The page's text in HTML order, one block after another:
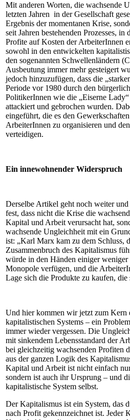
Mit anderen Worten, die wachsende
letzten Jahren in der Gesellschaft
Ergebnis der momentanen Krise,
seit Jahren bestehenden Prozesses,
Profite auf Kosten der ArbeiterInnen
sowohl in den entwickelten
den sogenannten Schwellenländern
Ausbeutung immer mehr gesteigert
jedoch hinzuzufügen, dass die
Periode vor 1980 durch den
PolitikerInnen wie die „Eiserne
attackiert und gebrochen wurden.
eingeführt, die es den
ArbeiterInnen zu organisieren und
verteidigen.
Ein innewohnender Widerspruch
Derselbe Artikel geht noch weiter
fest, dass nicht die Krise die
Kapital und Arbeit verursacht hat,
wachsende Ungleichheit mit ein
ist: „Karl Marx kam zu dem Schluss,
Zusammenbruch des Kapitalismus
würde in den Händen einiger
Monopole verfügen, und die
Lage sich die Produkte zu kaufen, die
Und hier kommen wir jetzt zum Kern
kapitalistischen Systems – ein
immer wieder vergessen. Die
mit sinkendem Lebensstandard der
bei gleichzeitig wachsenden Profiten
aus der ganzen Logik des
Kapital und Arbeit ist nicht einfach
sondern ist auch ihr Ursprung – und
kapitalistische System selbst.
Der Kapitalismus ist ein System, das
nach Profit gekennzeichnet ist. Jeder